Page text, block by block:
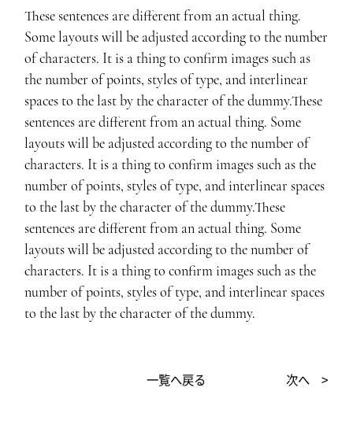
These sentences are different from an actual thing.
Some layouts will be adjusted according to the number
of characters. It is a thing to confirm images such as
the number of points, styles of type, and interlinear
spaces to the last by the character of the dummy.These
sentences are different from an actual thing. Some
layouts will be adjusted according to the number of
characters. It is a thing to confirm images such as the
number of points, styles of type, and interlinear spaces
to the last by the character of the dummy.These
sentences are different from an actual thing. Some
layouts will be adjusted according to the number of
characters. It is a thing to confirm images such as the
number of points, styles of type, and interlinear spaces
to the last by the character of the dummy.
次へ >
一覧へ戻る